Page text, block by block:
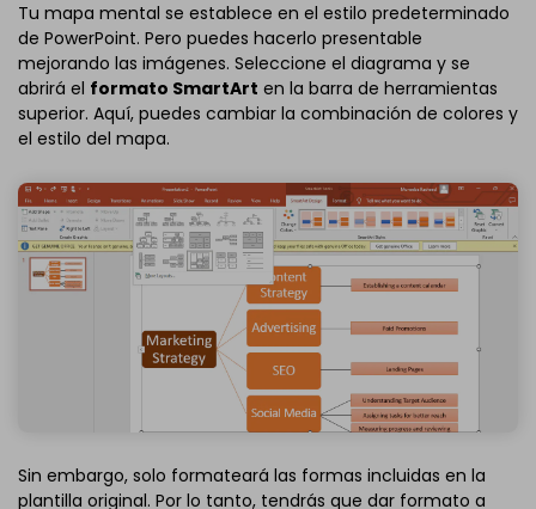
Tu mapa mental se establece en el estilo predeterminado
de PowerPoint. Pero puedes hacerlo presentable
mejorando las imágenes. Seleccione el diagrama y se
abrirá el formato SmartArt en la barra de herramientas
superior. Aquí, puedes cambiar la combinación de colores y
el estilo del mapa.
Sin embargo, solo formateará las formas incluidas en la
plantilla original. Por lo tanto, tendrás que dar formato a